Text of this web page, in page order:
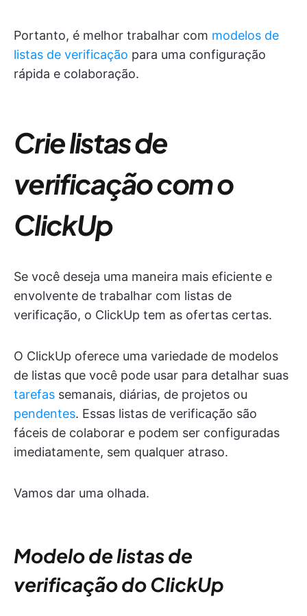
Portanto, é melhor trabalhar com modelos de
listas de verificação para uma configuração
rápida e colaboração.
Crie listas de
verificação com o
ClickUp
Se você deseja uma maneira mais eficiente e
envolvente de trabalhar com listas de
verificação, o ClickUp tem as ofertas certas.
O ClickUp oferece uma variedade de modelos
de listas que você pode usar para detalhar suas
tarefas semanais, diárias, de projetos ou
pendentes. Essas listas de verificação são
fáceis de colaborar e podem ser configuradas
imediatamente, sem qualquer atraso.
Vamos dar uma olhada.
Modelo de listas de
verificação do ClickUp